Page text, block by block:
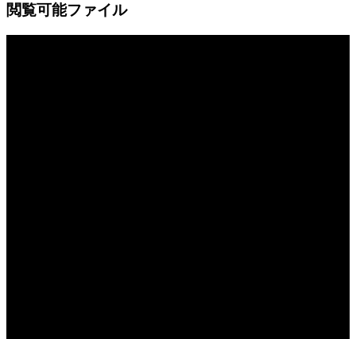
閲覧可能ファイル